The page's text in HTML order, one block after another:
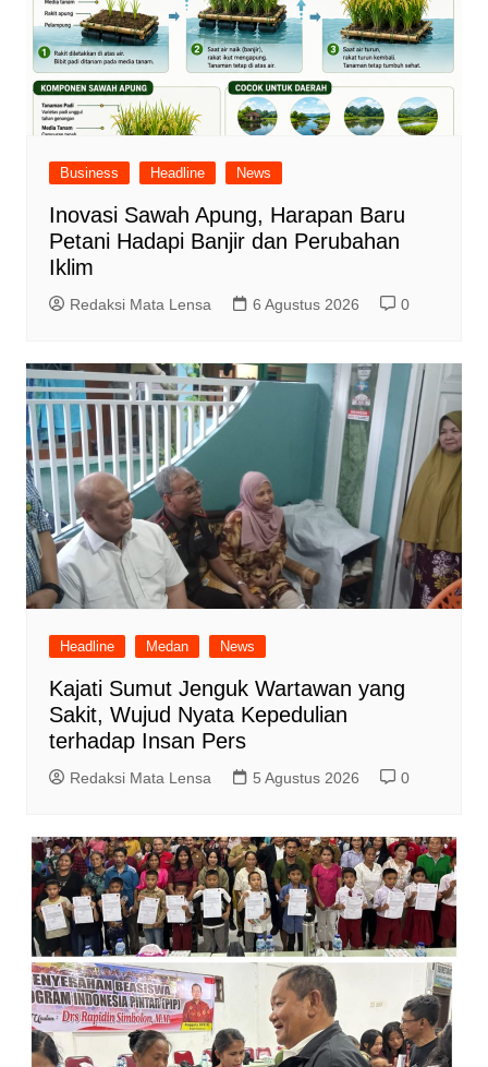
Business Headline News
Inovasi Sawah Apung, Harapan Baru
Petani Hadapi Banjir dan Perubahan
Iklim
Redaksi Mata Lensa 6 Agustus 2026 0
Headline Medan News
Kajati Sumut Jenguk Wartawan yang
Sakit, Wujud Nyata Kepedulian
terhadap Insan Pers
Redaksi Mata Lensa 5 Agustus 2026 0